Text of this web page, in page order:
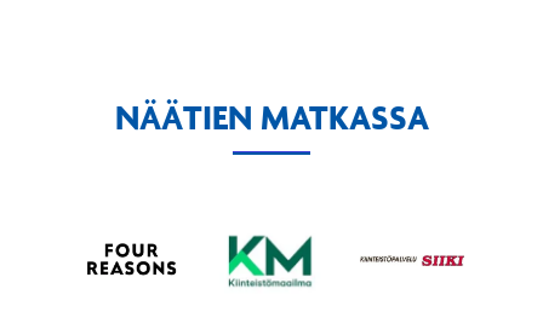
NÄÄTIEN MATKASSA